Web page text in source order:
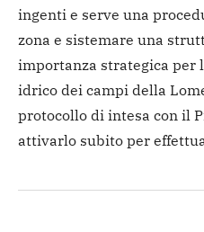
ingenti e serve una
zona e sistemare una
importanza strategica per
idrico dei campi della
protocollo di intesa con il
attivarlo subito per